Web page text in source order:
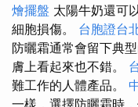
燴擺盤 太陽牛奶還可
細胞損傷。 台胞證台
防曬霜通常會留下典
膚上看起來也不錯。
難工作的人體產品。
一樣，選擇防曬霜時